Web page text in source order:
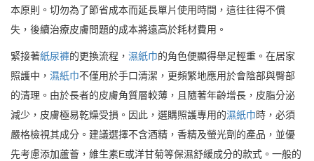
本原則。切勿為了節省成本而延長單片使用時間，這往往得不償
失，後續治療皮膚問題的成本將遠高於耗材費用。
緊接著紙尿褲的更換流程， 濕紙巾的角色便顯得舉足輕重。在居家
照護中， 濕紙巾不僅用於手口清潔，更頻繁地應用於會陰部與臀部
的清理。由於長者的皮膚角質層較薄，且隨著年齡增長，皮脂分泌
減少，皮膚極易乾燥受損。因此，選購照護專用的濕紙巾時，必須
嚴格檢視其成分。建議選擇不含酒精，香精及螢光劑的產品，並優
先考慮添加蘆薈，維生素E或洋甘菊等保濕舒緩成分的款式。一般的